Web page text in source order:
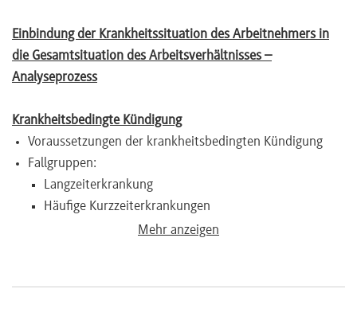
Einbindung der Krankheitssituation des Arbeitnehmers in
die Gesamtsituation des Arbeitsverhältnisses –
Analyseprozess
Krankheitsbedingte Kündigung
Voraussetzungen der krankheitsbedingten Kündigung
Fallgruppen:
Langzeiterkrankung
Häufige Kurzzeiterkrankungen
Mehr anzeigen